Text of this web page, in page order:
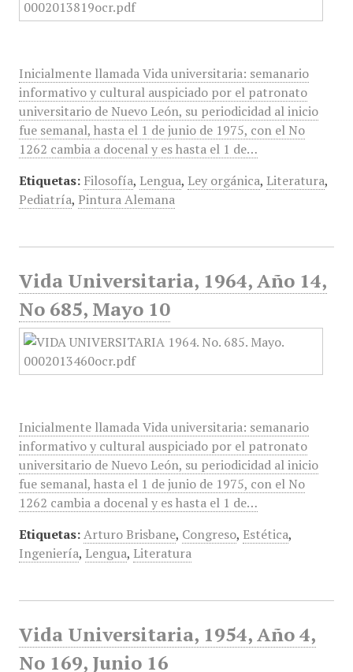
Inicialmente llamada Vida universitaria: semanario
informativo y cultural auspiciado por el patronato
universitario de Nuevo León, su periodicidad al inicio
fue semanal, hasta el 1 de junio de 1975, con el No
1262 cambia a docenal y es hasta el 1 de…
Etiquetas: Filosofía, Lengua, Ley orgánica, Literatura,
Pediatría, Pintura Alemana
Vida Universitaria, 1964, Año 14,
No 685, Mayo 10
Inicialmente llamada Vida universitaria: semanario
informativo y cultural auspiciado por el patronato
universitario de Nuevo León, su periodicidad al inicio
fue semanal, hasta el 1 de junio de 1975, con el No
1262 cambia a docenal y es hasta el 1 de…
Etiquetas: Arturo Brisbane, Congreso, Estética,
Ingeniería, Lengua, Literatura
Vida Universitaria, 1954, Año 4,
No 169, Junio 16